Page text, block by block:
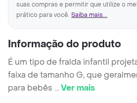
suas compras e permitir que utilize o
prático para você. Saiba mais...
Informação do produto
É um tipo de fralda infantil
faixa de tamanho G, que
para bebês ...Ver mais